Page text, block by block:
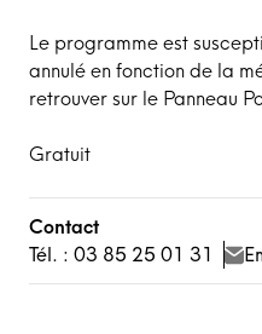
Le programme est
annulé en fonction de la
retrouver sur le Panneau
Gratuit
Contact
Tél. : 03 85 25 01 31